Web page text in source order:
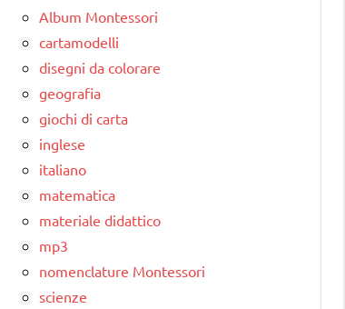
Album Montessori
cartamodelli
disegni da colorare
geografia
giochi di carta
inglese
italiano
matematica
materiale didattico
mp3
nomenclature Montessori
scienze